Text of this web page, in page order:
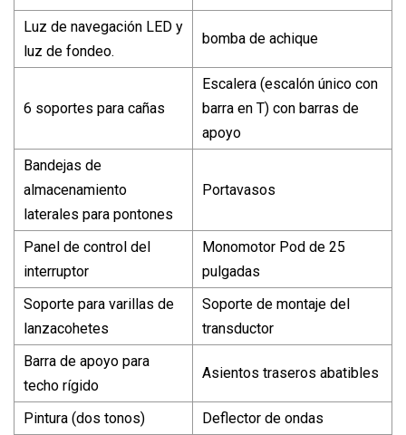
Luz de navegación LED y
luz de fondeo.
bomba de achique
6 soportes para cañas
Escalera (escalón único con
barra en T) con barras de
apoyo
Bandejas de
almacenamiento
laterales para pontones
Portavasos
Panel de control del
interruptor
Monomotor Pod de 25
pulgadas
Soporte para varillas de
lanzacohetes
Soporte de montaje del
transductor
Barra de apoyo para
techo rígido
Asientos traseros abatibles
Pintura (dos tonos) Deflector de ondas